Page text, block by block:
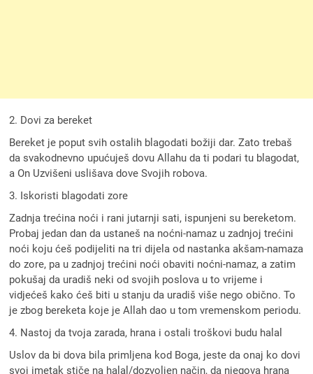
2. Dovi za bereket
Bereket je poput svih ostalih blagodati božiji dar. Zato trebaš
da svakodnevno upućuješ dovu Allahu da ti podari tu blagodat,
a On Uzvišeni uslišava dove Svojih robova.
3. Iskoristi blagodati zore
Zadnja trećina noći i rani jutarnji sati, ispunjeni su bereketom.
Probaj jedan dan da ustaneš na noćni-namaz u zadnjoj trećini
noći koju ćeš podijeliti na tri dijela od nastanka akšam-namaza
do zore, pa u zadnjoj trećini noći obaviti noćni-namaz, a zatim
pokušaj da uradiš neki od svojih poslova u to vrijeme i
vidjećeš kako ćeš biti u stanju da uradiš više nego obično. To
je zbog bereketa koje je Allah dao u tom vremenskom periodu.
4. Nastoj da tvoja zarada, hrana i ostali troškovi budu halal
Uslov da bi dova bila primljena kod Boga, jeste da onaj ko dovi
svoj imetak stiče na halal/dozvoljen način, da njegova hrana